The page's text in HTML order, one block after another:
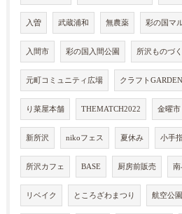
入曽 武蔵浦和 無農薬 彩の国マ
入間市 彩の国入間公園 所沢ものづ
元町コミュニティ広場 クラフトGARDEN
り菜屋本舗 THEMATCH2022 金曜市
新所沢 nikoフェス 夏休み 小手
所沢カフェ BASE 厨房前販売 南
リベイク ところざわまつり 航空公園